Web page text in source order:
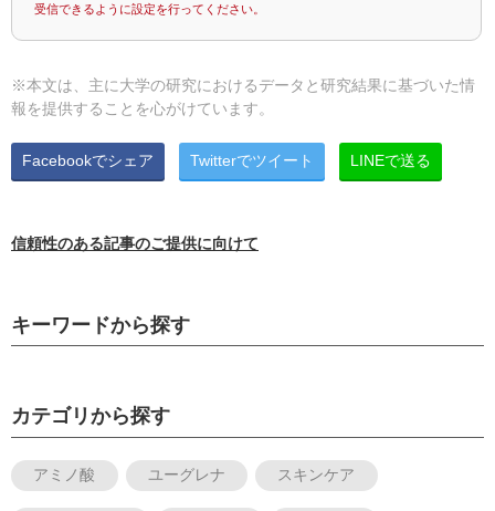
受信できるように設定を行ってください。
※本文は、主に大学の研究におけるデータと研究結果に基づいた情
報を提供することを心がけています。
Facebookでシェア Twitterでツイート LINEで送る
信頼性のある記事のご提供に向けて
キーワードから探す
カテゴリから探す
アミノ酸 ユーグレナ スキンケア